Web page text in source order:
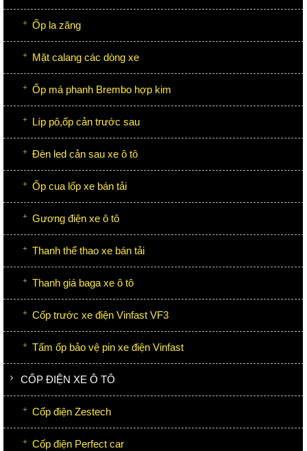
Ốp la zăng
Mặt calang các dòng xe
Ốp má phanh Brembo hợp kim
Líp pô,ốp cản trước sau
Đèn led cản sau xe ô tô
Ốp cua lốp xe bán tải
Gương điện xe ô tô
Thanh thể thao xe bán tải
Thanh giá baga xe ô tô
Cốp trước xe điện Vinfast VF3
Tấm ốp bảo vệ pin xe điện Vinfast
CỐP ĐIỆN XE Ô TÔ
Cốp điện Zestech
Cốp điện Perfect car